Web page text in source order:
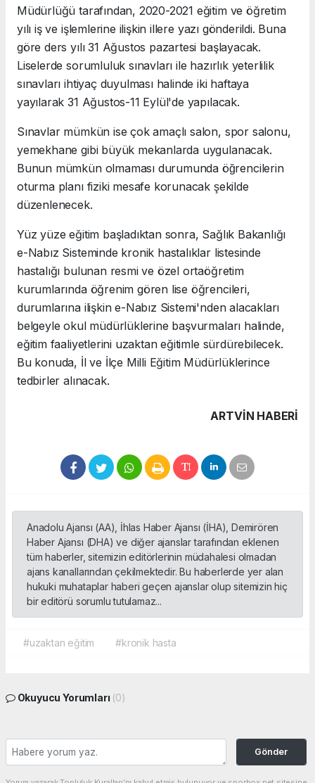
Müdürlüğü tarafından, 2020-2021 eğitim ve öğretim
yılı iş ve işlemlerine ilişkin illere yazı gönderildi. Buna
göre ders yılı 31 Ağustos pazartesi başlayacak.
Liselerde sorumluluk sınavları ile hazırlık yeterlilik
sınavları ihtiyaç duyulması halinde iki haftaya
yayılarak 31 Ağustos-11 Eylül'de yapılacak.
Sınavlar mümkün ise çok amaçlı salon, spor salonu,
yemekhane gibi büyük mekanlarda uygulanacak.
Bunun mümkün olmaması durumunda öğrencilerin
oturma planı fiziki mesafe korunacak şekilde
düzenlenecek.
Yüz yüze eğitim başladıktan sonra, Sağlık Bakanlığı
e-Nabız Sisteminde kronik hastalıklar listesinde
hastalığı bulunan resmi ve özel ortaöğretim
kurumlarında öğrenim gören lise öğrencileri,
durumlarına ilişkin e-Nabız Sistemi'nden alacakları
belgeyle okul müdürlüklerine başvurmaları halinde,
eğitim faaliyetlerini uzaktan eğitimle sürdürebilecek.
Bu konuda, İl ve İlçe Milli Eğitim Müdürlüklerince
tedbirler alınacak.
ARTVIN HABERİ
Anadolu Ajansı (AA), İhlas Haber Ajansı (İHA), Demirören
Haber Ajansı (DHA) ve diğer ajanslar tarafından eklenen
tüm haberler, sitemizin editörlerinin müdahalesi olmadan
ajans kanallarından çekilmektedir. Bu haberlerde yer alan
hukuki muhataplar haberi geçen ajanslar olup sitemizin hiç
bir editörü sorumlu tutulamaz...
#uzaktan eğitim #kronik hasta
Okuyucu Yorumları (0)
Gönder